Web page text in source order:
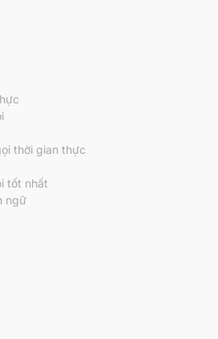
thời gian thực
tốt nhất
ngữ